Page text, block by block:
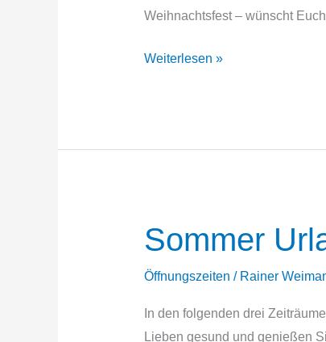
Weihnachtsfest – wünscht
Frohe
Weiterlesen »
Sommer
Öffnungszeiten / Rainer
In den folgenden drei
Lieben gesund und genießen